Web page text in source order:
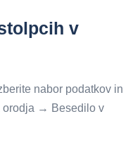
v
nabor podatkov in
orodja → Besedilo v